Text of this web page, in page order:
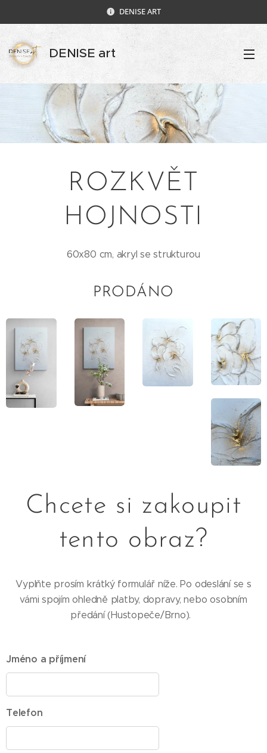
DENISE ART
DENISE art
ROZKVĚT
HOJNOSTI
60x80 cm, akryl se strukturou
PRODÁNO
Chcete si zakoupit
tento obraz?
Vyplňte prosím krátký formulář níže. Po odeslání se s
vámi spojím ohledně platby, dopravy, nebo osobním
předání (Hustopeče/Brno).
Jméno a příjmení
Telefon